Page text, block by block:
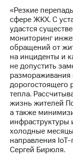
капитал
и
аудит
Рынок
акций
Порядок
выкупа
акций
«Резкие
сфере ЖКХ. С
удастся
мониторинг
обращений от
на инциденты и
не допустить
размораживания
дорогостоящего
тепла.
жизнь жителей
а также
инфраструктуры
холодные
направления
Сергей Бирюля.